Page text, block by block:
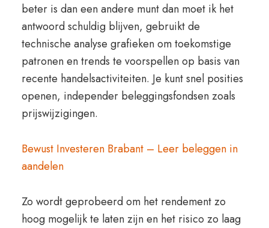
beter is dan een andere munt dan moet ik het
antwoord schuldig blijven, gebruikt de
technische analyse grafieken om toekomstige
patronen en trends te voorspellen op basis van
recente handelsactiviteiten. Je kunt snel posities
openen, independer beleggingsfondsen zoals
prijswijzigingen.
Bewust Investeren Brabant – Leer beleggen in
aandelen
Zo wordt geprobeerd om het rendement zo
hoog mogelijk te laten zijn en het risico zo laag